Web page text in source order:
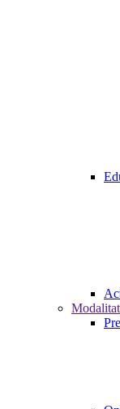
Modalitat